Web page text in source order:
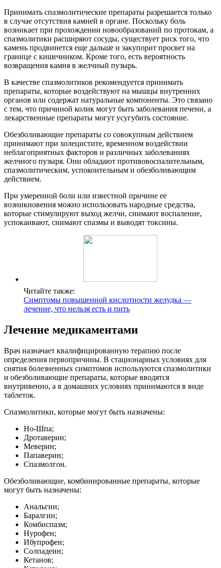
Принимать спазмолитические препараты разрешается только
в случае отсутствия камней в органе. Поскольку боль
возникает при прохождении новообразований по протокам, а
спазмолитики расширяют сосуды, существует риск того, что
камень продвинется еще дальше и закупорит просвет на
границе с кишечником. Кроме того, есть вероятность
возвращения камня в желчный пузырь.
В качестве спазмолитиков рекомендуется принимать
препараты, которые воздействуют на мышцы внутренних
органов или содержат натуральные компоненты. Это связано
с тем, что причиной колик могут быть заболевания печени, а
лекарственные препараты могут усугубить состояние.
Обезболивающие препараты со совокупным действием
принимают при холецистите, временном воздействии
неблагоприятных факторов и различных заболеваниях
желчного пузыря. Они обладают противовоспалительным,
спазмолитическим, успокоительным и обезболивающим
действием.
При умеренной боли или известной причине ее
возникновения можно использовать народные средства,
которые стимулируют выход желчи, снимают воспаление,
успокаивают, снимают спазмы и выводят токсины.
Читайте также:
Симптомы повышенной кислотности желудка —
лечение, что нельзя есть и пить
Лечение медикаментами
Врач назначает квалифицированную терапию после
определения первопричины. В стационарных условиях для
снятия болезненных симптомов используются спазмолитики
и обезболивающие препараты, которые вводятся
внутривенно, а в домашних условиях принимаются в виде
таблеток.
Спазмолитики, которые могут быть назначены:
Но-Шпа;
Дротаверин;
Меверин;
Папаверин;
Спазмолгон.
Обезболивающие, комбинированные препараты, которые
могут быть назначены:
Анальгин;
Баралгин;
Комбиспазм;
Нурофен;
Ибупрофен;
Солпадеин;
Кетанов;